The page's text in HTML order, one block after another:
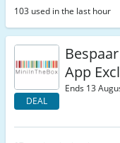
103 used in the last hour
DEAL
App
Ends 13